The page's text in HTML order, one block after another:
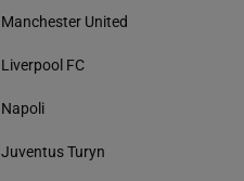
Manchester United
Liverpool FC
Napoli
Juventus Turyn